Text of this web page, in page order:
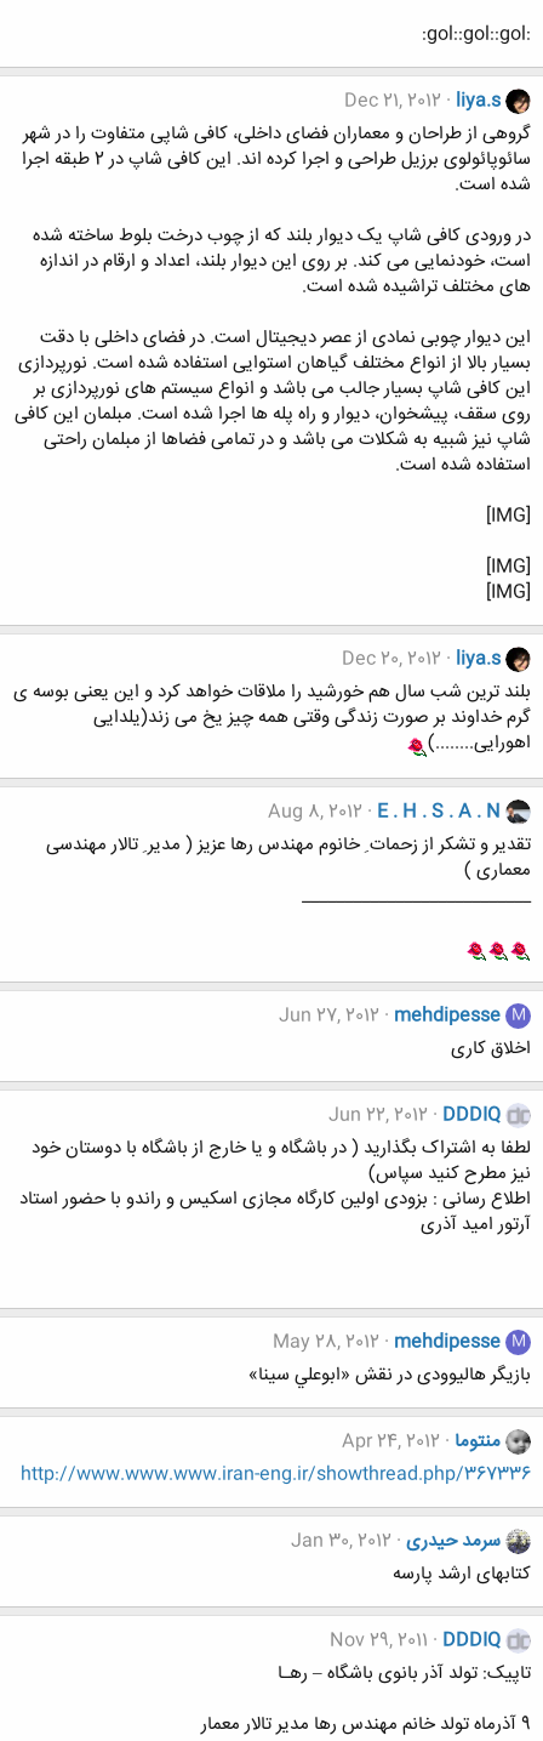
:gol::gol::gol:
liya.s
Dec 21, 2012
گروهی از طراحان و معماران فضای داخلی، کافی شاپی متفاوت را در شهر
سائوپائولوی برزیل طراحی و اجرا کرده اند. این کافی شاپ در 2 طبقه اجرا
شده است.
در ورودی کافی شاپ یک دیوار بلند که از چوب درخت بلوط ساخته شده
است، خودنمایی می کند. بر روی این دیوار بلند، اعداد و ارقام در اندازه
های مختلف تراشیده شده است.
این دیوار چوبی نمادی از عصر دیجیتال است. در فضای داخلی با دقت
بسیار بالا از انواع مختلف گیاهان استوایی استفاده شده است. نورپردازی
این کافی شاپ بسیار جالب می باشد و انواع سیستم های نورپردازی بر
روی سقف، پیشخوان، دیوار و راه پله ها اجرا شده است. مبلمان این کافی
شاپ نیز شبیه به شکلات می باشد و در تمامی فضاها از مبلمان راحتی
استفاده شده است.
[IMG]
[IMG]
[IMG]
liya.s
Dec 20, 2012
بلند ترین شب سال هم خورشید را ملاقات خواهد کرد و این یعنی بوسه ی
گرم خداوند بر صورت زندگی وقتی همه چیز یخ می زند(یلدایی
اهورایی........)
E . H . S . A . N
Aug 8, 2012
تقدیر و تشکر از زحمات ِ خانوم مهندس رها عزیز ( مدیر ِ تالار مهندسی
معماری )
___________________________
M
mehdipesse
Jun 27, 2012
اخلاق کاری
DDDIQ
Jun 22, 2012
لطفا به اشتراک بگذارید ( در باشگاه و یا خارج از باشگاه با دوستان خود
نیز مطرح کنید سپاس)
اطلاع رسانی : بزودی اولین کارگاه مجازی اسکیس و راندو با حضور استاد
آرتور امید آذری
M
mehdipesse
May 28, 2012
بازیگر هالیوودی در نقش «ابوعلي سينا»
منتوما Apr 24, 2012
http://www.www.www.iran-eng.ir/showthread.php/367336
سرمد حیدری Jan 30, 2012
کتابهای ارشد پارسه
DDDIQ
Nov 29, 2011
تاپیک: تولد آذر بانوی باشگاه – رهـا
9 آذرماه تولد خانم مهندس رها مدیر تالار معمار